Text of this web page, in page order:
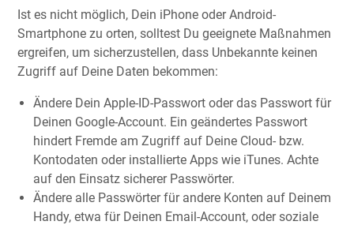
Ist es nicht möglich, Dein iPhone oder Android-
Smartphone zu orten, solltest Du geeignete Maßnahmen
ergreifen, um sicherzustellen, dass Unbekannte keinen
Zugriff auf Deine Daten bekommen:
Ändere Dein Apple-ID-Passwort oder das Passwort für
Deinen Google-Account. Ein geändertes Passwort
hindert Fremde am Zugriff auf Deine Cloud- bzw.
Kontodaten oder installierte Apps wie iTunes. Achte
auf den Einsatz sicherer Passwörter.
Ändere alle Passwörter für andere Konten auf Deinem
Handy, etwa für Deinen Email-Account, oder soziale